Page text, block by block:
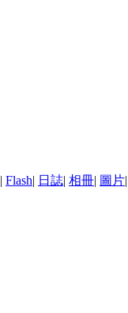
| Flash| 日誌| 相冊| 圖片|